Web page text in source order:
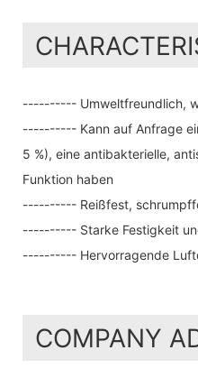
---------- Umweltfreundlich,
---------- Kann auf Anfrage
5 %), eine antibakterielle,
Funktion haben
---------- Reißfest,
---------- Starke Festigkeit
---------- Hervorragende
COMPANY